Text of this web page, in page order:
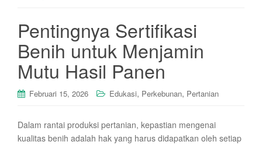
Pentingnya Sertifikasi
Benih untuk Menjamin
Mutu Hasil Panen
Februari 15, 2026 Edukasi, Perkebunan, Pertanian
Dalam rantai produksi pertanian, kepastian mengenai
kualitas benih adalah hak yang harus didapatkan oleh setiap